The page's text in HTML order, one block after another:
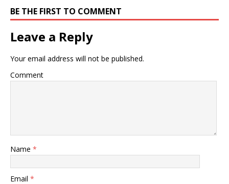
BE THE FIRST TO COMMENT
Leave a Reply
Your email address will not be published.
Comment
Name *
Email *